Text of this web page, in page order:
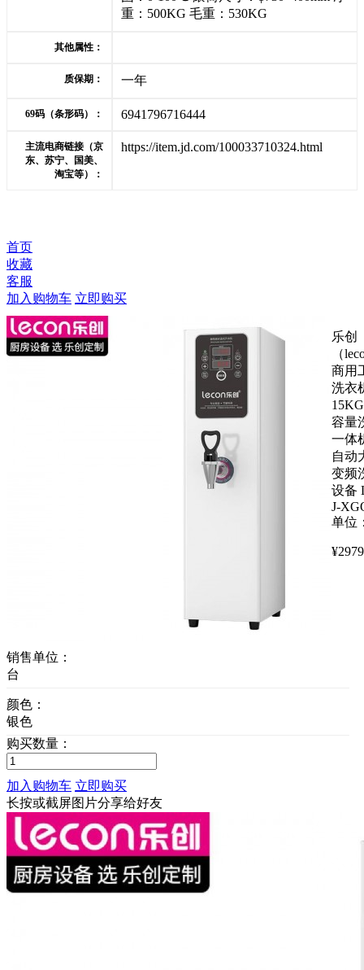
重：500KG 毛重：530KG
其他属性：
质保期： 一年
69码（条形码）： 6941796716444
主流电商链接（京
东、苏宁、国美、
淘宝等）：
https://item.jd.com/100033710324.html
首页
收藏
客服
加入购物车 立即购买
乐创
（
商用
洗衣
容量
一体
自动
变频
设备
J-
单位
¥
销售单位：
台
颜色：
银色
购买数量：
加入购物车 立即购买
长按或截屏图片分享给好友